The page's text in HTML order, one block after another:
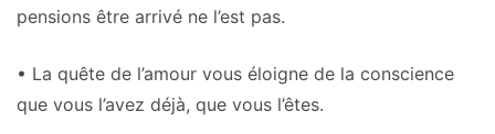
pensions être arrivé ne l’est pas.
• La quête de l’amour vous éloigne de la conscience
que vous l’avez déjà, que vous l’êtes.